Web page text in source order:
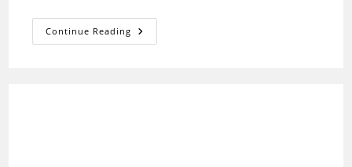
Continue Reading JharNiyojan:
Jharkhand